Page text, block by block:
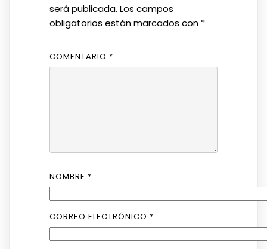
será publicada. Los campos
obligatorios están marcados con *
COMENTARIO *
NOMBRE *
CORREO ELECTRÓNICO *